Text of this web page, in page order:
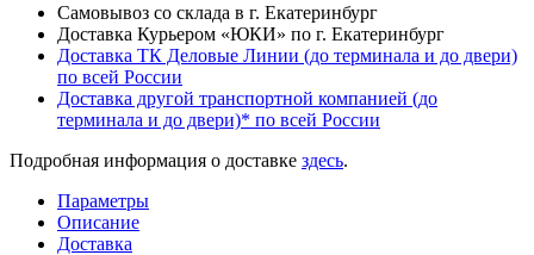
Самовывоз со склада в г. Екатеринбург
Доставка Курьером «ЮКИ» по г. Екатеринбург
Доставка ТК Деловые Линии (до терминала и до двери)
по всей России
Доставка другой транспортной компанией (до
терминала и до двери)* по всей России
Подробная информация о доставке здесь.
Параметры
Описание
Доставка